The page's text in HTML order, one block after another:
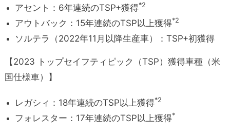
アセント：6年連続のTSP+獲得*2
アウトバック：15年連続のTSP以上獲得*2
ソルテラ（2022年11月以降生産車）：TSP+初獲得
【2023 トップセイフティピック（TSP）獲得車種（米
国仕様車）】
レガシィ：18年連続のTSP以上獲得*2
フォレスター：17年連続のTSP以上獲得*